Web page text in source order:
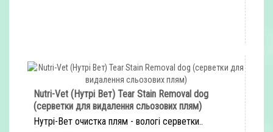
Nutri-Vet (Нутрі Вет) Tear Stain Removal dog
(серветки для видалення сльозових плям)
Нутрі-Вет очистка плям - вологі серветки..